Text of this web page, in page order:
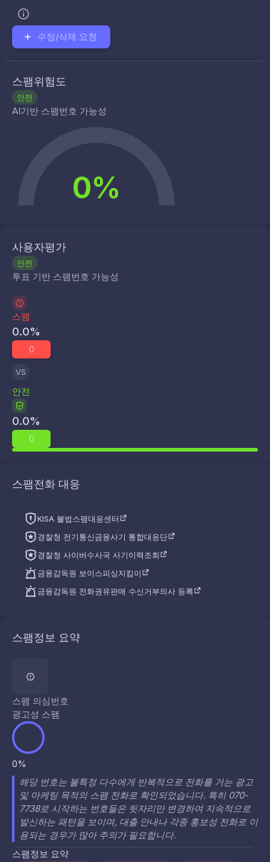
수정/삭제 요청
스팸위험도
안전
AI기반 스팸번호 가능성
0%
사용자평가
안전
투표 기반 스팸번호 가능성
스팸
0.0%
0
VS
안전
0.0%
0
스팸전화 대응
KISA 불법스팸대응센터
경찰청 전기통신금융사기 통합대응단
경찰청 사이버수사국 사기이력조회
금융감독원 보이스피싱지킴이
금융감독원 전화권유판매 수신거부의사 등록
스팸정보 요약
스팸 의심번호
광고성 스팸
0%
해당 번호는 불특정 다수에게 반복적으로 전화를 거는 광고
및 마케팅 목적의 스팸 전화로 확인되었습니다. 특히 070-
7738로 시작하는 번호들은 뒷자리만 변경하여 지속적으로
발신하는 패턴을 보이며, 대출 안내나 각종 홍보성 전화로 이
용되는 경우가 많아 주의가 필요합니다.
스팸정보 요약